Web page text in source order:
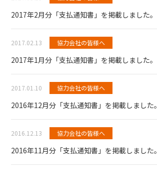
2017年2月分「支払通知書」を掲載しました。
2017.02.13 協力会社の皆様へ
2017年1月分「支払通知書」を掲載しました。
2017.01.10 協力会社の皆様へ
2016年12月分「支払通知書」を掲載しました。
2016.12.13 協力会社の皆様へ
2016年11月分「支払通知書」を掲載しました。